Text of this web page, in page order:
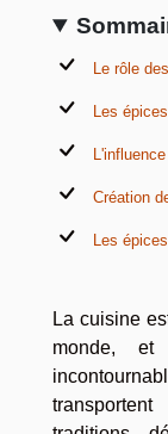
Le rôle
Les
Création
Les
La cuisine
monde,